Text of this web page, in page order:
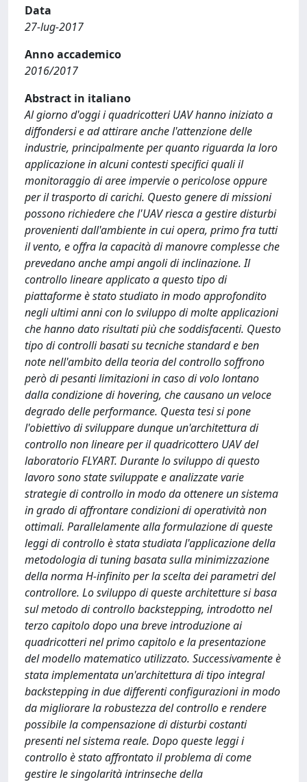
Data
27-lug-2017
Anno accademico
2016/2017
Abstract in italiano
Al giorno d'oggi i quadricotteri UAV hanno iniziato a
diffondersi e ad attirare anche l'attenzione delle
industrie, principalmente per quanto riguarda la loro
applicazione in alcuni contesti specifici quali il
monitoraggio di aree impervie o pericolose oppure
per il trasporto di carichi. Questo genere di missioni
possono richiedere che l'UAV riesca a gestire disturbi
provenienti dall'ambiente in cui opera, primo fra tutti
il vento, e offra la capacità di manovre complesse che
prevedano anche ampi angoli di inclinazione. Il
controllo lineare applicato a questo tipo di
piattaforme è stato studiato in modo approfondito
negli ultimi anni con lo sviluppo di molte applicazioni
che hanno dato risultati più che soddisfacenti. Questo
tipo di controlli basati su tecniche standard e ben
note nell'ambito della teoria del controllo soffrono
però di pesanti limitazioni in caso di volo lontano
dalla condizione di hovering, che causano un veloce
degrado delle performance. Questa tesi si pone
l'obiettivo di sviluppare dunque un'architettura di
controllo non lineare per il quadricottero UAV del
laboratorio FLYART. Durante lo sviluppo di questo
lavoro sono state sviluppate e analizzate varie
strategie di controllo in modo da ottenere un sistema
in grado di affrontare condizioni di operatività non
ottimali. Parallelamente alla formulazione di queste
leggi di controllo è stata studiata l'applicazione della
metodologia di tuning basata sulla minimizzazione
della norma H-infinito per la scelta dei parametri del
controllore. Lo sviluppo di queste architetture si basa
sul metodo di controllo backstepping, introdotto nel
terzo capitolo dopo una breve introduzione ai
quadricotteri nel primo capitolo e la presentazione
del modello matematico utilizzato. Successivamente è
stata implementata un'architettura di tipo integral
backstepping in due differenti configurazioni in modo
da migliorare la robustezza del controllo e rendere
possibile la compensazione di disturbi costanti
presenti nel sistema reale. Dopo queste leggi i
controllo è stato affrontato il problema di come
gestire le singolarità intrinseche della